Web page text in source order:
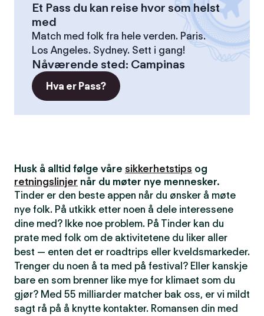
Et Pass du kan reise hvor som helst
med
Match med folk fra hele verden. Paris.
Los Angeles. Sydney. Sett i gang!
Nåværende sted: Campinas
Hva er Pass?
Husk å alltid følge våre sikkerhetstips og
retningslinjer når du møter nye mennesker.
Tinder er den beste appen når du ønsker å møte
nye folk. På utkikk etter noen å dele interessene
dine med? Ikke noe problem. På Tinder kan du
prate med folk om de aktivitetene du liker aller
best — enten det er roadtrips eller kveldsmarkeder.
Trenger du noen å ta med på festival? Eller kanskje
bare en som brenner like mye for klimaet som du
gjør? Med 55 milliarder matcher bak oss, er vi mildt
sagt rå på å knytte kontakter. Romansen din med